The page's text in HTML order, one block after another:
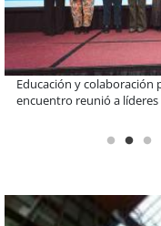
Claves para comprar